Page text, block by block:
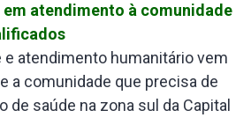
atendimento à comunidade
e atendimento humanitário vem
a comunidade que precisa de
de saúde na zona sul da Capital